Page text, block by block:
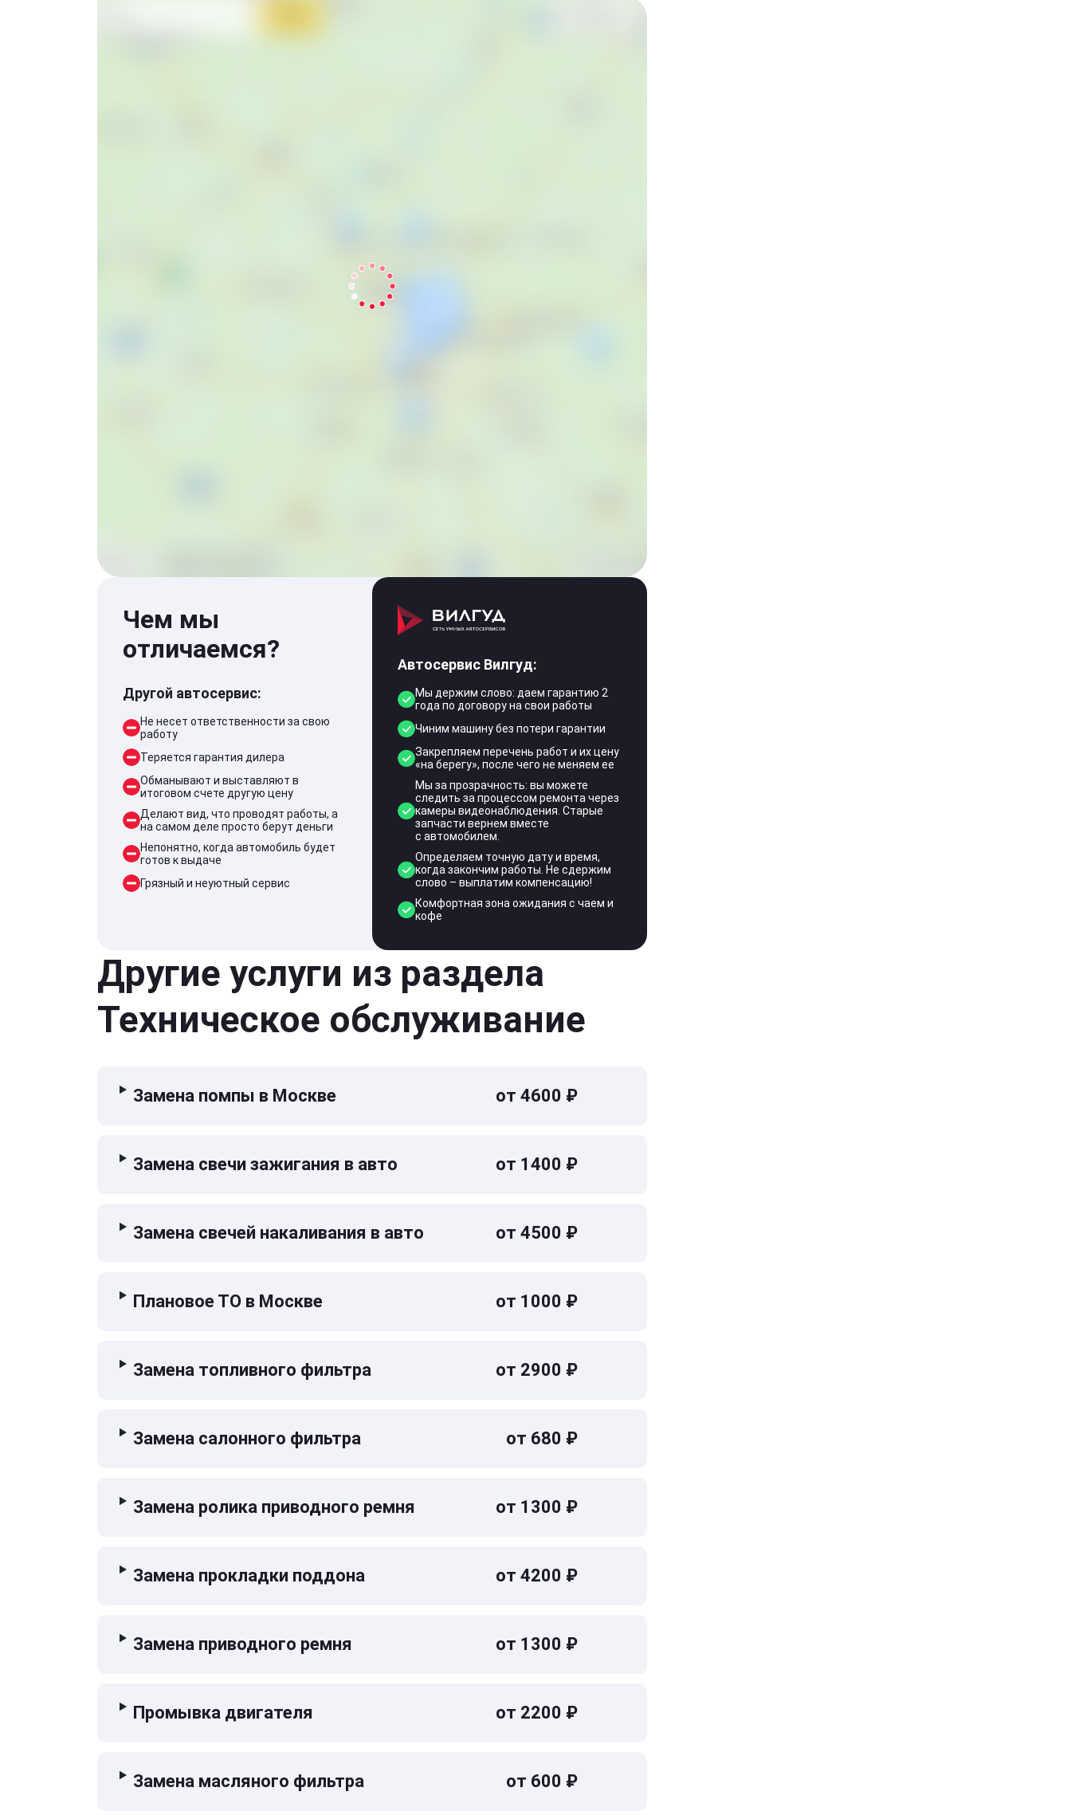
Чем мы
отличаемся?
Другой автосервис:
Не несет ответственности за свою
работу
Теряется гарантия дилера
Обманывают и выставляют в
итоговом счете другую цену
Делают вид, что проводят работы, а
на самом деле просто берут деньги
Непонятно, когда автомобиль будет
готов к выдаче
Грязный и неуютный сервис
Автосервис Вилгуд:
Мы держим слово: даем гарантию 2
года по договору на свои работы
Чиним машину без потери гарантии
Закрепляем перечень работ и их цену
«на берегу», после чего не меняем ее
Мы за прозрачность: вы можете
следить за процессом ремонта через
камеры видеонаблюдения. Старые
запчасти вернем вместе
с автомобилем.
Определяем точную дату и время,
когда закончим работы. Не сдержим
слово – выплатим компенсацию!
Комфортная зона ожидания с чаем и
кофе
Другие услуги из раздела
Техническое обслуживание
Замена помпы в Москве от 4600 ₽
Замена свечи зажигания в авто от 1400 ₽
Замена свечей накаливания в авто от 4500 ₽
Плановое ТО в Москве от 1000 ₽
Замена топливного фильтра от 2900 ₽
Замена салонного фильтра от 680 ₽
Замена ролика приводного ремня от 1300 ₽
Замена прокладки поддона от 4200 ₽
Замена приводного ремня от 1300 ₽
Промывка двигателя от 2200 ₽
Замена масляного фильтра от 600 ₽